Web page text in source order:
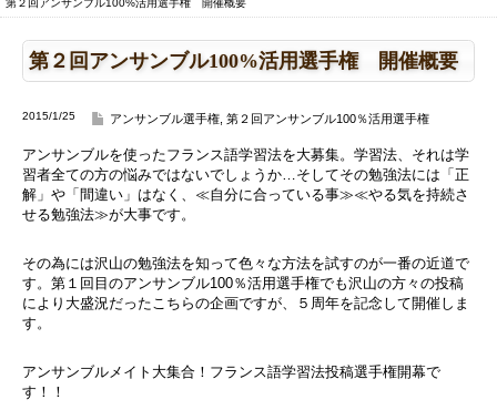
第２回アンサンブル100%活用選手権 開催概要
第２回アンサンブル100%活用選手権 開催概要
2015/1/25 アンサンブル選手権 第２回アンサンブル100％活用選手権
アンサンブルを使ったフランス語学習法を大募集。学習法、それは学
習者全ての方の悩みではないでしょうか…そしてその勉強法には「正
解」や「間違い」はなく、≪自分に合っている事≫≪やる気を持続さ
せる勉強法≫が大事です。
その為には沢山の勉強法を知って色々な方法を試すのが一番の近道で
す。第１回目のアンサンブル100％活用選手権でも沢山の方々の投稿
により大盛況だったこちらの企画ですが、５周年を記念して開催しま
す。
アンサンブルメイト大集合！フランス語学習法投稿選手権開幕で
す！！